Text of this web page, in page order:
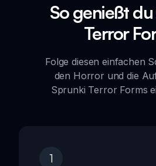
So genießt
Terror
Folge diesen einfachen
den Horror und die
Sprunki Terror Forms
1